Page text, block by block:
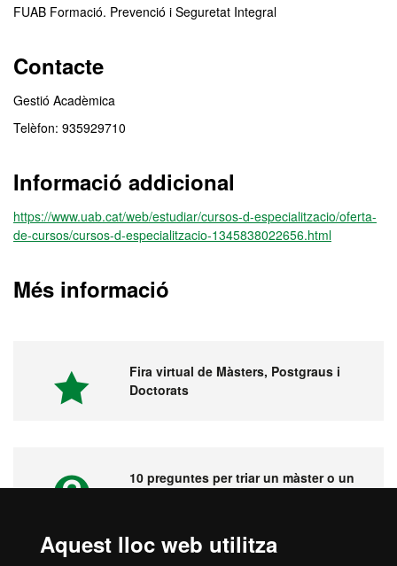
Aquest lloc web utilitza
FUAB Formació. Prevenció i Seguretat Integral
Contacte
Gestió Acadèmica
Telèfon: 935929710
Informació addicional
https://www.uab.cat/web/estudiar/cursos-d-especialitzacio/oferta-
de-cursos/cursos-d-especialitzacio-1345838022656.html
Més informació
Fira virtual de Màsters, Postgraus i
Doctorats
10 preguntes per triar un màster o un